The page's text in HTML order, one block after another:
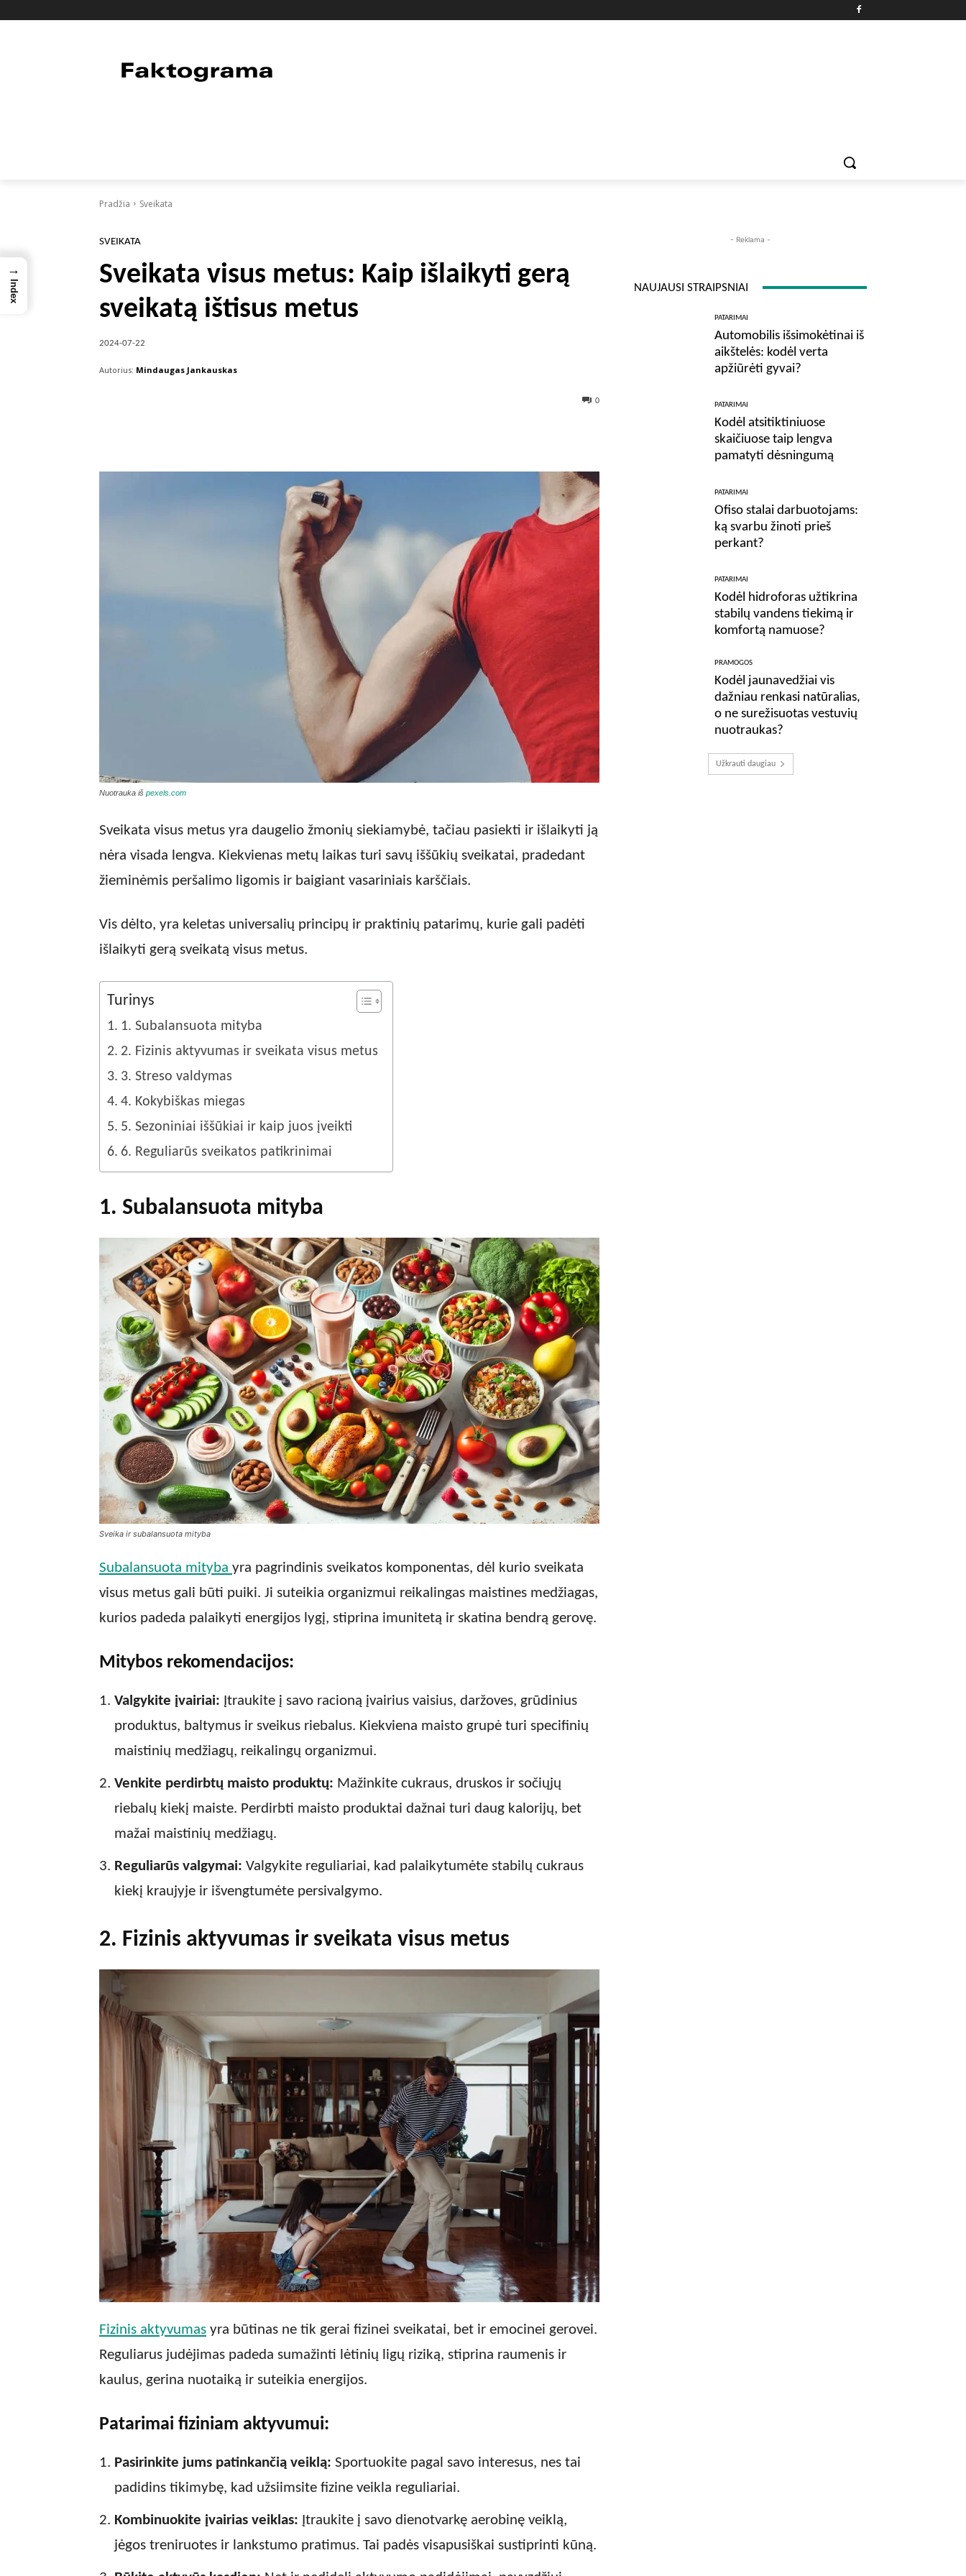
Pradžia Sveikata
SVEIKATA
Sveikata visus metus: Kaip išlaikyti gerą
sveikatą ištisus metus
2024-07-22
Autorius: Mindaugas Jankauskas
0
Nuotrauka iš pexels.com
Sveikata visus metus yra daugelio žmonių siekiamybė, tačiau pasiekti ir išlaikyti ją
nėra visada lengva. Kiekvienas metų laikas turi savų iššūkių sveikatai, pradedant
žieminėmis peršalimo ligomis ir baigiant vasariniais karščiais.
Vis dėlto, yra keletas universalių principų ir praktinių patarimų, kurie gali padėti
išlaikyti gerą sveikatą visus metus.
Turinys
1. Subalansuota mityba
2. Fizinis aktyvumas ir sveikata visus metus
3. Streso valdymas
4. Kokybiškas miegas
5. Sezoniniai iššūkiai ir kaip juos įveikti
6. Reguliarūs sveikatos patikrinimai
1. Subalansuota mityba
Sveika ir subalansuota mityba
Subalansuota mityba yra pagrindinis sveikatos komponentas, dėl kurio sveikata
visus metus gali būti puiki. Ji suteikia organizmui reikalingas maistines medžiagas,
kurios padeda palaikyti energijos lygį, stiprina imunitetą ir skatina bendrą gerovę.
Mitybos rekomendacijos:
Valgykite įvairiai: Įtraukite į savo racioną įvairius vaisius, daržoves, grūdinius
produktus, baltymus ir sveikus riebalus. Kiekviena maisto grupė turi specifinių
maistinių medžiagų, reikalingų organizmui.
Venkite perdirbtų maisto produktų: Mažinkite cukraus, druskos ir sočiųjų
riebalų kiekį maiste. Perdirbti maisto produktai dažnai turi daug kalorijų, bet
mažai maistinių medžiagų.
Reguliarūs valgymai: Valgykite reguliariai, kad palaikytumėte stabilų cukraus
kiekį kraujyje ir išvengtumėte persivalgymo.
2. Fizinis aktyvumas ir sveikata visus metus
Fizinis aktyvumas yra būtinas ne tik gerai fizinei sveikatai, bet ir emocinei gerovei.
Reguliarus judėjimas padeda sumažinti lėtinių ligų riziką, stiprina raumenis ir
kaulus, gerina nuotaiką ir suteikia energijos.
Patarimai fiziniam aktyvumui:
Pasirinkite jums patinkančią veiklą: Sportuokite pagal savo interesus, nes tai
padidins tikimybę, kad užsiimsite fizine veikla reguliariai.
Kombinuokite įvairias veiklas: Įtraukite į savo dienotvarkę aerobinę veiklą,
jėgos treniruotes ir lankstumo pratimus. Tai padės visapusiškai sustiprinti kūną.
- Reklama -
NAUJAUSI STRAIPSNIAI
PATARIMAI
Automobilis išsimokėtinai iš
aikštelės: kodėl verta
apžiūrėti gyvai?
PATARIMAI
Kodėl atsitiktiniuose
skaičiuose taip lengva
pamatyti dėsningumą
PATARIMAI
Ofiso stalai darbuotojams:
ką svarbu žinoti prieš
perkant?
PATARIMAI
Kodėl hidroforas užtikrina
stabilų vandens tiekimą ir
komfortą namuose?
PRAMOGOS
Kodėl jaunavedžiai vis
dažniau renkasi natūralias,
o ne surežisuotas vestuvių
nuotraukas?
Užkrauti daugiau
→
Index